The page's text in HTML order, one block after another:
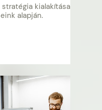
kialakítása
alapján.